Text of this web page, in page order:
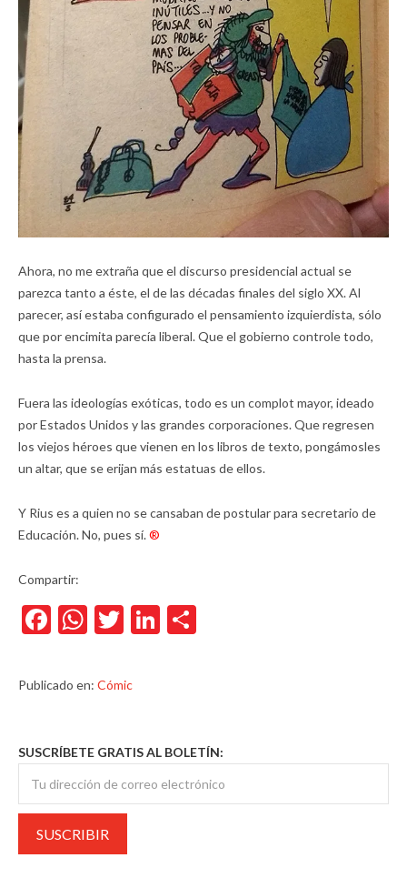
Ahora, no me extraña que el discurso presidencial actual se
parezca tanto a éste, el de las décadas finales del siglo XX. Al
parecer, así estaba configurado el pensamiento izquierdista, sólo
que por encimita parecía liberal. Que el gobierno controle todo,
hasta la prensa.
Fuera las ideologías exóticas, todo es un complot mayor, ideado
por Estados Unidos y las grandes corporaciones. Que regresen
los viejos héroes que vienen en los libros de texto, pongámosles
un altar, que se erijan más estatuas de ellos.
Y Rius es a quien no se cansaban de postular para secretario de
Educación. No, pues sí.®
Compartir:
Facebook
WhatsApp
TwitterLinkedIn
Publicado en: Cómic
SUSCRÍBETE GRATIS AL BOLETÍN: